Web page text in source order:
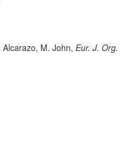
M. John, Eur. J. Org.